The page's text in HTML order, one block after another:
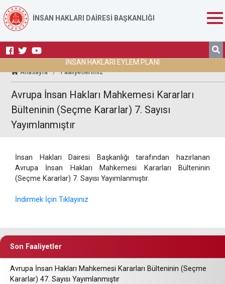
İNSAN HAKLARI DAİRESİ BAŞKANLIĞI
İNSAN HAKLARI EYLEM PLANI
Anasayfa / Faaliyetlerimiz
Avrupa İnsan Hakları Mahkemesi Kararları
Bülteninin (Seçme Kararlar) 7. Sayısı
Yayımlanmıştır
İnsan Hakları Dairesi Başkanlığı tarafından hazırlanan
Avrupa İnsan Hakları Mahkemesi Kararları Bülteninin
(Seçme Kararlar) 7. Sayısı Yayımlanmıştır.
İndirmek İçin Tıklayınız
Son Faaliyetler
Avrupa İnsan Hakları Mahkemesi Kararları Bülteninin (Seçme
Kararlar) 47. Sayısı Yayımlanmıştır